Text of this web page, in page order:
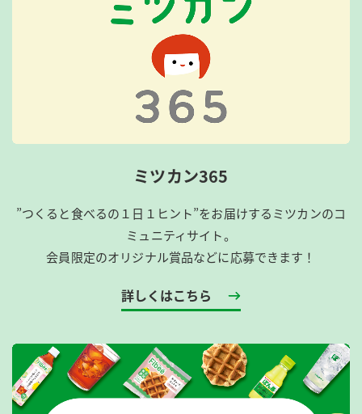
ミツカン365
”つくると食べるの１日１ヒント”をお届けするミツカンのコ
ミュニティサイト。
会員限定のオリジナル賞品などに応募できます！
詳しくはこちら